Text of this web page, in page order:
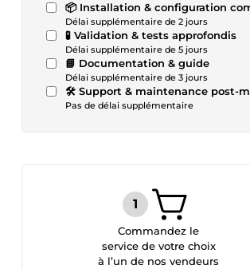
📦 Installation & configuration
Délai supplémentaire de 2 jours
🧪 Validation & tests approfondis
Délai supplémentaire de 5 jours
📘 Documentation & guide
Délai supplémentaire de 3 jours
🛠 Support & maintenance post-
Pas de délai supplémentaire
Commandez le
service de votre choix
à l’un de nos vendeurs